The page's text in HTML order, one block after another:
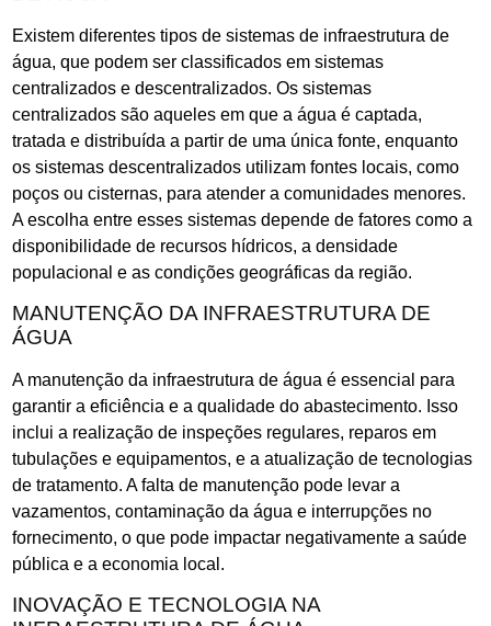
Existem diferentes tipos de sistemas de infraestrutura de
água, que podem ser classificados em sistemas
centralizados e descentralizados. Os sistemas
centralizados são aqueles em que a água é captada,
tratada e distribuída a partir de uma única fonte, enquanto
os sistemas descentralizados utilizam fontes locais, como
poços ou cisternas, para atender a comunidades menores.
A escolha entre esses sistemas depende de fatores como a
disponibilidade de recursos hídricos, a densidade
populacional e as condições geográficas da região.
MANUTENÇÃO DA INFRAESTRUTURA DE
ÁGUA
A manutenção da infraestrutura de água é essencial para
garantir a eficiência e a qualidade do abastecimento. Isso
inclui a realização de inspeções regulares, reparos em
tubulações e equipamentos, e a atualização de tecnologias
de tratamento. A falta de manutenção pode levar a
vazamentos, contaminação da água e interrupções no
fornecimento, o que pode impactar negativamente a saúde
pública e a economia local.
INOVAÇÃO E TECNOLOGIA NA